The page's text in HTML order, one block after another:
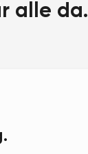
alle da.